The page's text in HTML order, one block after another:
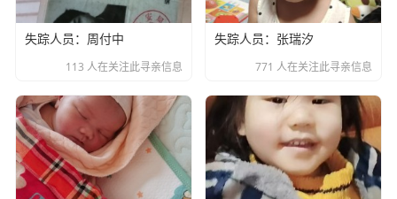
失踪人员：周付中
113 人在关注此寻亲信息
失踪人员：张瑞汐
771 人在关注此寻亲信息